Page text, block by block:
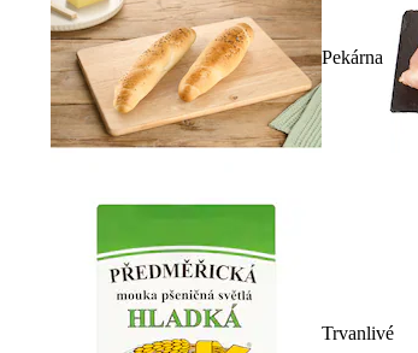
Pekárna
Trvanlivé